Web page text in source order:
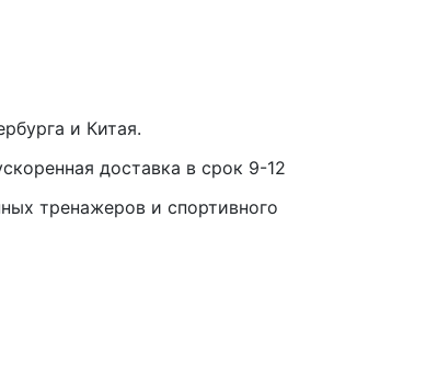
и Китая.
доставка в срок 9-12
тренажеров и спортивного